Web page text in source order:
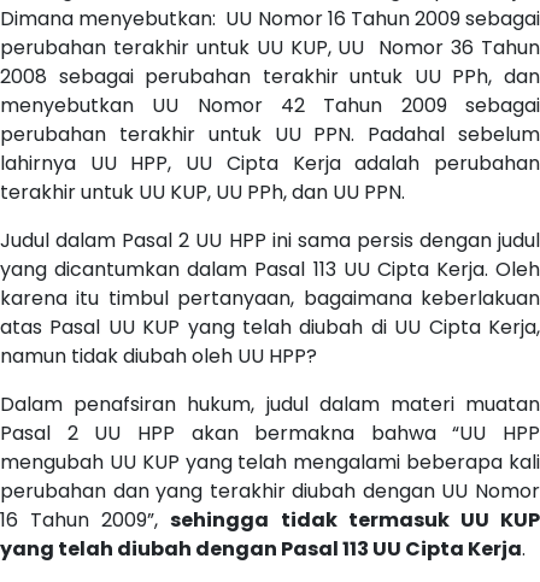
Dimana menyebutkan: UU Nomor 16 Tahun 2009 sebagai
perubahan terakhir untuk UU KUP, UU Nomor 36 Tahun
2008 sebagai perubahan terakhir untuk UU PPh, dan
menyebutkan UU Nomor 42 Tahun 2009 sebagai
perubahan terakhir untuk UU PPN. Padahal sebelum
lahirnya UU HPP, UU Cipta Kerja adalah perubahan
terakhir untuk UU KUP, UU PPh, dan UU PPN.
Judul dalam Pasal 2 UU HPP ini sama persis dengan judul
yang dicantumkan dalam Pasal 113 UU Cipta Kerja. Oleh
karena itu timbul pertanyaan, bagaimana keberlakuan
atas Pasal UU KUP yang telah diubah di UU Cipta Kerja,
namun tidak diubah oleh UU HPP?
Dalam penafsiran hukum, judul dalam materi muatan
Pasal 2 UU HPP akan bermakna bahwa “UU HPP
mengubah UU KUP yang telah mengalami beberapa kali
perubahan dan yang terakhir diubah dengan UU Nomor
16 Tahun 2009”,sehingga tidak termasuk UU KUP
yang telah diubah dengan Pasal 113 UU Cipta Kerja.